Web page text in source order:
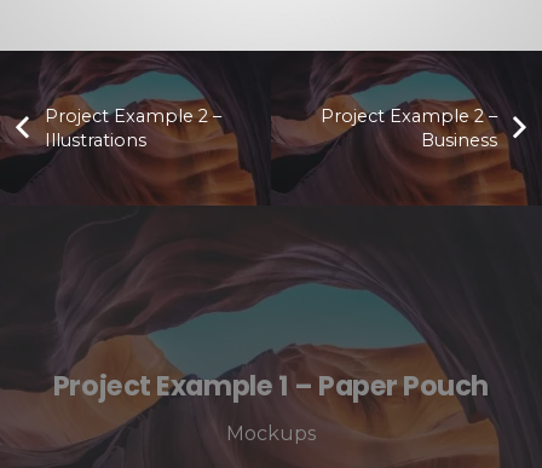
Project Example 2 –
Illustrations
Project Example 2 –
Business
Project Example 1 – Paper Pouch
Mockups